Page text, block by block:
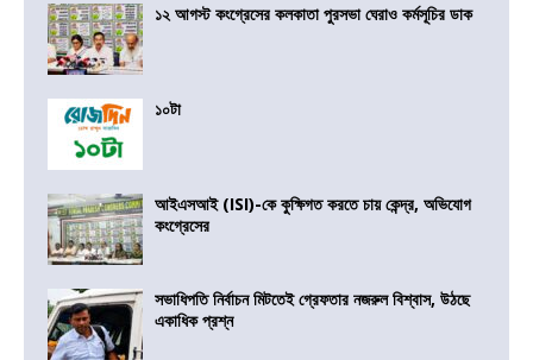
১২ আগস্ট কংগ্রেসের কলকাতা পুরসভা ঘেরাও কর্মসূচির ডাক
১০টা
আইএসআই (ISI)-কে কুক্ষিগত করতে চায় কেন্দ্র, অভিযোগ
কংগ্রেসের
সভাধিপতি নির্বাচন মিটতেই গ্রেফতার নজরুল বিশ্বাস, উঠছে
একাধিক প্রশ্ন